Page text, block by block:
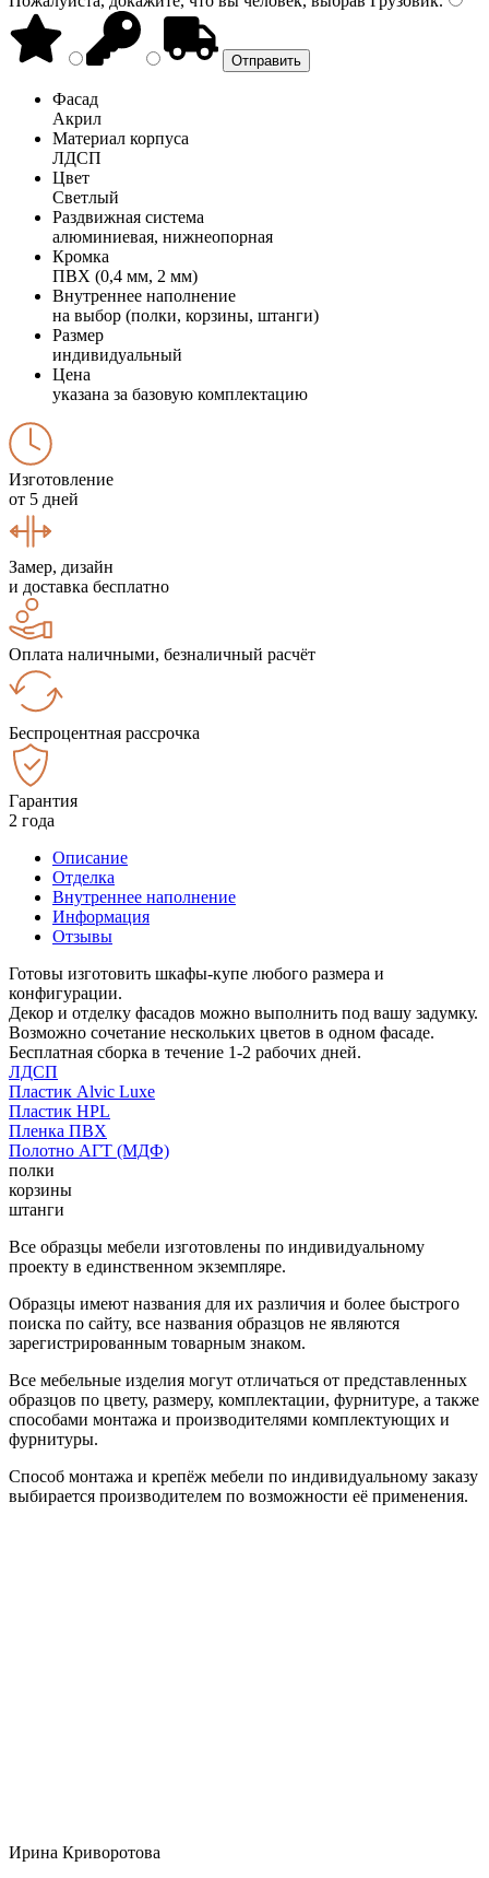
Фасад
Акрил
Материал корпуса
ЛДСП
Цвет
Светлый
Раздвижная система
алюминиевая, нижнеопорная
Кромка
ПВХ (0,4 мм, 2 мм)
Внутреннее наполнение
на выбор (полки, корзины, штанги)
Размер
индивидуальный
Цена
указана за базовую комплектацию
Изготовление
от 5 дней
Замер, дизайн
и доставка бесплатно
Оплата наличными, безналичный расчёт
Беспроцентная рассрочка
Гарантия
2 года
Описание
Отделка
Внутреннее наполнение
Информация
Отзывы
Готовы изготовить шкафы-купе любого размера и
конфигурации.
Декор и отделку фасадов можно выполнить под вашу задумку.
Возможно сочетание нескольких цветов в одном фасаде.
Бесплатная сборка в течение 1-2 рабочих дней.
ЛДСП
Пластик Alvic Luxe
Пластик HPL
Пленка ПВХ
Полотно АГТ (МДФ)
полки
корзины
штанги
Все образцы мебели изготовлены по индивидуальному
проекту в единственном экземпляре.
Образцы имеют названия для их различия и более быстрого
поиска по сайту, все названия образцов не являются
зарегистрированным товарным знаком.
Все мебельные изделия могут отличаться от представленных
образцов по цвету, размеру, комплектации, фурнитуре, а также
способами монтажа и производителями комплектующих и
фурнитуры.
Способ монтажа и крепёж мебели по индивидуальному заказу
выбирается производителем по возможности её применения.
Ирина Криворотова